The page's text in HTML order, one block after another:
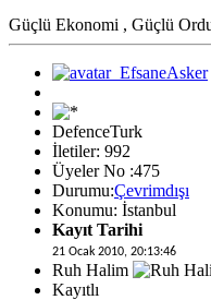
Güçlü Ekonomi , Güçlü
DefenceTurk
İletiler: 992
Üyeler No :475
Durumu:Çevrimdışı
Konumu: İstanbul
Kayıt Tarihi
21 Ocak 2010, 20:13:46
Ruh Halim
Kayıtlı